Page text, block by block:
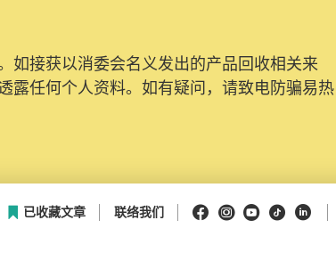
如接获以消委会名义发出的产品回收相关来
露任何个人资料。如有疑问，请致电防骗易热
已收藏文章 联络我们 Facebook
Instagram
Youtube
抖音领英